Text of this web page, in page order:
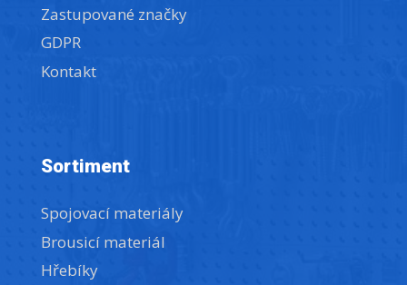
Zastupované značky
GDPR
Kontakt
Sortiment
Spojovací materiály
Brousicí materiál
Hřebíky